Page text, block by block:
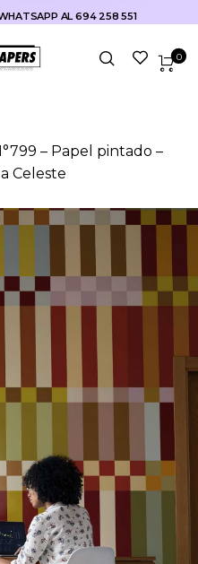
AL 694 258 551
0
– Papel pintado –
Celeste